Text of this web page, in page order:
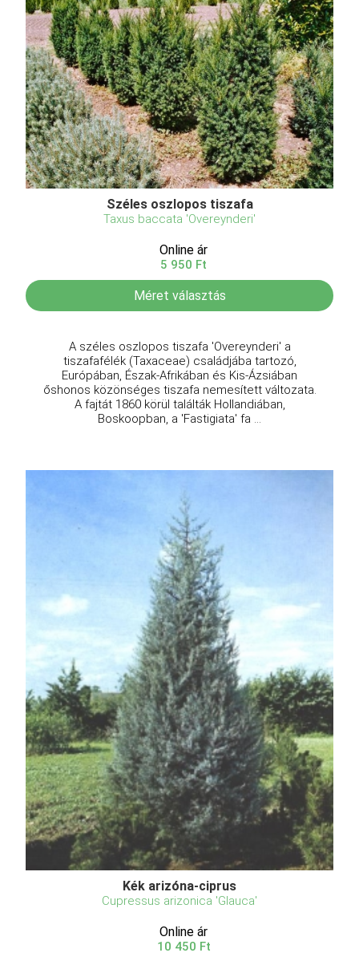
Széles oszlopos tiszafa
Taxus baccata 'Overeynderi'
Online ár
5 950 Ft
Méret választás
A széles oszlopos tiszafa 'Overeynderi' a
tiszafafélék (Taxaceae) családjába tartozó,
Európában, Észak-Afrikában és Kis-Ázsiában
őshonos közönséges tiszafa nemesített változata.
A fajtát 1860 körül találták Hollandiában,
Boskoopban, a 'Fastigiata' fa ...
Kék arizóna-ciprus
Cupressus arizonica 'Glauca'
Online ár
10 450 Ft